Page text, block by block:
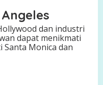
dan industri
dapat menikmati
Monica dan